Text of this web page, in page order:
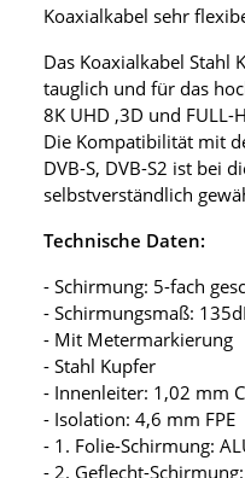
Koaxialkabel sehr
Das Koaxialkabel Stahl
tauglich und für das
8K UHD ,3D und FULL-
Die Kompatibilität mit
DVB-S, DVB-S2 ist bei
selbstverständlich
Technische Daten:
- Schirmung: 5-fach
- Schirmungsmaß:
- Mit Metermarkierung
- Stahl Kupfer
- Innenleiter: 1,02 mm
- Isolation: 4,6 mm FPE
- 1. Folie-Schirmung:
- 2. Geflecht-